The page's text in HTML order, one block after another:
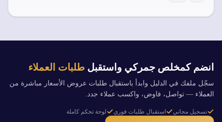
انضم كمخلص جمركي واستقبل طلبات العملاء
سجّل ملفك في الدليل وابدأ باستقبال طلبات عروض الأسعار مباشرة من
العملاء — تواصل، فاوض، واكسب عملاء جدد.
تسجيل مجاني استقبال طلبات فوري لوحة تحكم كاملة